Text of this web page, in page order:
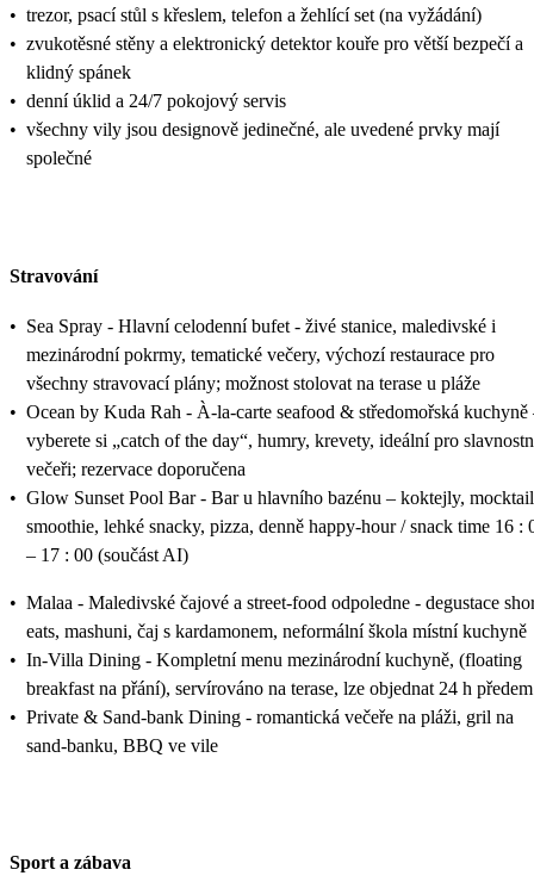
• trezor, psací stůl s křeslem, telefon a žehlící set (na vyžádání)
• zvukotěsné stěny a elektronický detektor kouře pro větší bezpečí a
klidný spánek
• denní úklid a 24/7 pokojový servis
• všechny vily jsou designově jedinečné, ale uvedené prvky mají
společné
Stravování
• Sea Spray - Hlavní celodenní bufet - živé stanice, maledivské i
mezinárodní pokrmy, tematické večery, výchozí restaurace pro
všechny stravovací plány; možnost stolovat na terase u pláže
• Ocean by Kuda Rah - À-la-carte seafood & středomořská kuchyně
vyberete si „catch of the day“, humry, krevety, ideální pro
večeři; rezervace doporučena
• Glow Sunset Pool Bar - Bar u hlavního bazénu – koktejly,
smoothie, lehké snacky, pizza, denně happy-hour / snack time 16 :
– 17 : 00 (součást AI)
• Malaa - Maledivské čajové a street-food odpoledne - degustace
eats, mashuni, čaj s kardamonem, neformální škola místní kuchyně
• In-Villa Dining - Kompletní menu mezinárodní kuchyně, (floating
breakfast na přání), servírováno na terase, lze objednat 24 h předem
• Private & Sand-bank Dining - romantická večeře na pláži, gril na
sand-banku, BBQ ve vile
Sport a zábava